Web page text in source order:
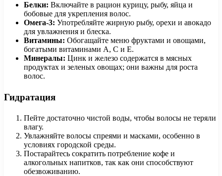
Белки: Включайте в рацион курицу, рыбу, яйца и
бобовые для укрепления волос.
Омега-3: Употребляйте жирную рыбу, орехи и авокадо
для увлажнения и блеска.
Витамины: Обогащайте меню фруктами и овощами,
богатыми витаминами A, C и E.
Минералы: Цинк и железо содержатся в мясных
продуктах и зеленых овощах; они важны для роста
волос.
Гидратация
Пейте достаточно чистой воды, чтобы волосы не теряли
влагу.
Увлажняйте волосы спреями и масками, особенно в
условиях городской среды.
Постарайтесь сократить потребление кофе и
алкогольных напитков, так как они способствуют
обезвоживанию.